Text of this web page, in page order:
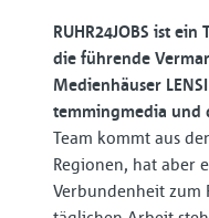
RUHR24JOBS ist
die führende
Medienhäuser
temmingmedia und
Team kommt aus
Regionen, hat aber
Verbundenheit zum